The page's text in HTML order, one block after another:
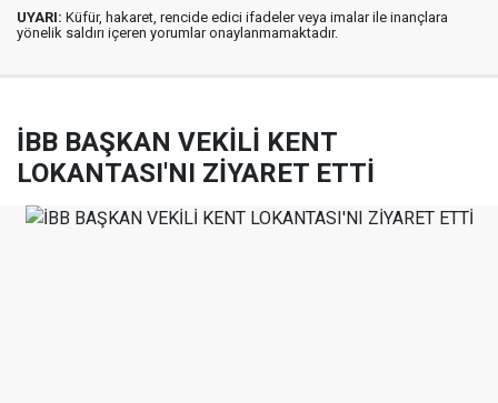
UYARI: Küfür, hakaret, rencide edici ifadeler veya imalar ile inançlara
yönelik saldırı içeren yorumlar onaylanmamaktadır.
İBB BAŞKAN VEKİLİ KENT
LOKANTASI'NI ZİYARET ETTİ